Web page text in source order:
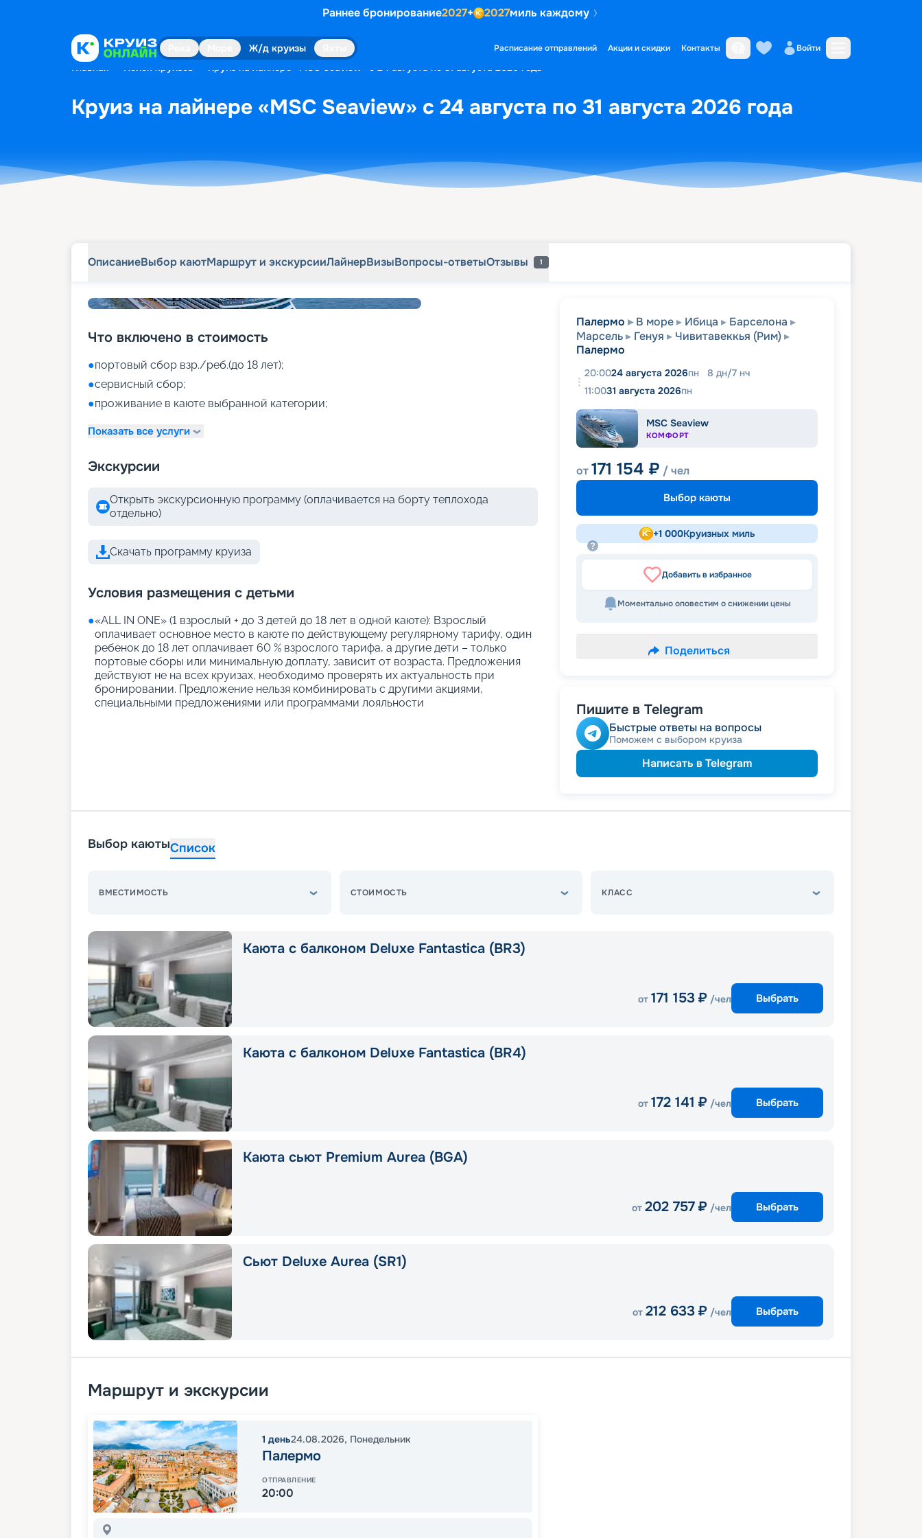
Раннее бронирование2027+ 2027миль каждому
Ж/д круизы Расписание отправлений Акции и скидки Контакты Войти
Главная Поиск круизов Круиз на лайнере «MSC Seaview» с 24 августа по 31 августа 2026 года
Круиз на лайнере «MSC Seaview» с 24 августа по 31 августа 2026 года
ОписаниеВыбор каютМаршрут и экскурсииЛайнерВизыВопросы-ответыОтзывы 1
Что включено в стоимость
●портовый сбор взр./реб.(до 18 лет);
●сервисный сбор;
●проживание в каюте выбранной категории;
Показать все услуги
Экскурсии
Открыть экскурсионную программу (оплачивается на борту теплохода
отдельно)
Скачать программу круиза
Условия размещения с детьми
●«АLL IN ONE» (1 взрослый + до 3 детей до 18 лет в одной каюте): Взрослый
оплачивает основное место в каюте по действующему регулярному тарифу, один
ребенок до 18 лет оплачивает 60 % взрослого тарифа, а другие дети – только
портовые сборы или минимальную доплату, зависит от возраста. Предложения
действуют не на всех круизах, необходимо проверять их актуальность при
бронировании. Предложение нельзя комбинировать с другими акциями,
специальными предложениями или программами лояльности
Палермо В море Ибица
Барселона
Марсель
Генуя
Чивитавеккья (Рим)
Палермо
20:0024 августа 2026пн 8 дн/7 нч
11:0031 августа 2026пн
MSC Seaview
КОМФОРТ
от171 154 ₽ / чел
Выбор каюты
+1 000Круизных миль
Добавить в избранное
Моментально оповестим о снижении цены
Поделиться
Пишите в Telegram
Быстрые ответы на вопросы
Поможем с выбором круиза
Написать в Telegram
Выбор каютыСписок
ВМЕСТИМОСТЬ СТОИМОСТЬ КЛАСС
Каюта с балконом Deluxe Fantastica (BR3)
от 171 153 ₽ /чел Выбрать
Каюта с балконом Deluxe Fantastica (BR4)
от 172 141 ₽ /чел Выбрать
Каюта сьют Premium Aurea (BGA)
от 202 757 ₽ /чел Выбрать
Сьют Deluxe Aurea (SR1)
от 212 633 ₽ /чел Выбрать
Маршрут и экскурсии
1 день24.08.2026, Понедельник
Палермо
ОТПРАВЛЕНИЕ
20:00